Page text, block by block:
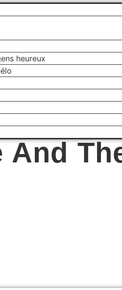
heureux
And